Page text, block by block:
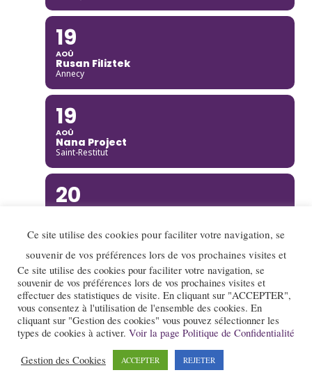
19
AOÛ
Rusan Filiztek
Annecy
19
AOÛ
Nana Project
Saint-Restitut
20
Annecy
20
AOÛ
Ariane Racicot Trio
Donzère
20
AOÛ
Ce site utilise des cookies pour faciliter votre navigation, se
souvenir de vos préférences lors de vos prochaines visites et
Ce site utilise des cookies pour faciliter votre navigation, se
souvenir de vos préférences lors de vos prochaines visites et
effectuer des statistiques de visite. En cliquant sur "ACCEPTER",
vous consentez à l'utilisation de l'ensemble des cookies. En
cliquant sur "Gestion des cookies" vous pouvez sélectionner les
types de cookies à activer. Voir la page Politique de Confidentialité
Gestion des Cookies ACCEPTER REJETER